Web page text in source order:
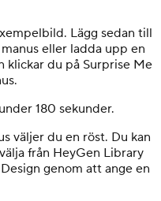
Lägg sedan till
eller ladda upp en
klickar du på Surprise Me
180 sekunder.
väljer du en röst. Du kan
från HeyGen Library
genom att ange en